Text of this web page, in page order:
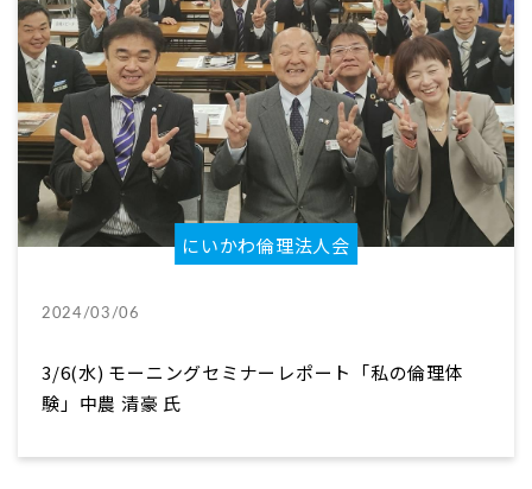
にいかわ倫理法人会
2024/03/06
3/6(水) モーニングセミナーレポート「私の倫理体
験」中農 清豪 氏